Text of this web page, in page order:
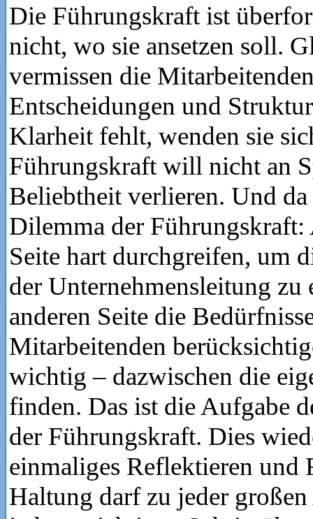
Die Führungskraft ist
nicht, wo sie ansetzen soll.
vermissen die
Entscheidungen und
Klarheit fehlt, wenden sie
Führungskraft will nicht an
Beliebtheit verlieren. Und
Dilemma der Führungskraft:
Seite hart durchgreifen, um
der Unternehmensleitung zu
anderen Seite die
Mitarbeitenden
wichtig – dazwischen die
finden. Das ist die Aufgabe
der Führungskraft. Dies
einmaliges Reflektieren und
Haltung darf zu jeder